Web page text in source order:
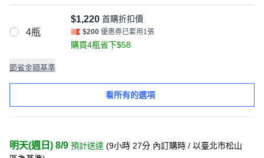
4瓶
$1,220 首購折扣價
$200 優惠券已套用1張
購買4瓶省下$58
節省金額基準
看所有的選項
明天(週日) 8/9 預計送達 (9小時 27分 內訂購時 / 以臺北市松山